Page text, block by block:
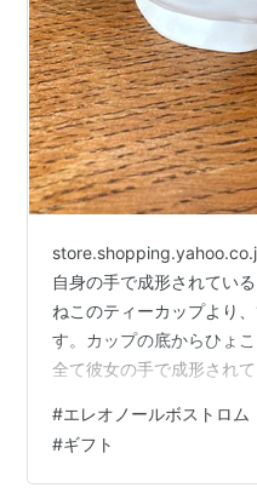
自身の手で成形されてい
ねこのティーカップより
す。カップの底からひょ
全て彼女の手で成形され
自身の手で成形されてい
「犬」をテーマに作品を
#エレオノールボストロム
#ギフト